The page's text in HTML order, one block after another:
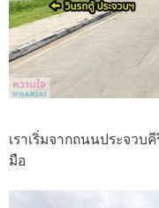
เราเริ่มจากถนนประจว
มือ